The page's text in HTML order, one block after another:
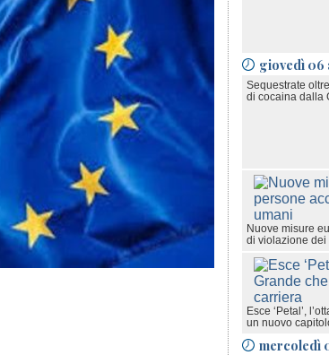
giovedì 06
Sequestrate
di cocaina dalla
Nuove misure
di violazione dei
Esce ‘Petal’,
un nuovo
mercoledì